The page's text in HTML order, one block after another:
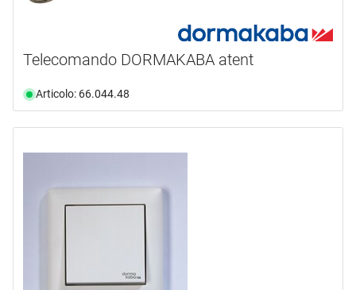
Telecomando DORMAKABA atent
Articolo: 66.044.48